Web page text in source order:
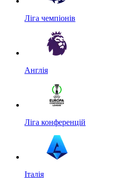
Ліга чемпіонів
Англія
Ліга конференцій
Італія